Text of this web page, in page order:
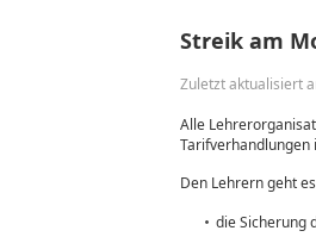
Streik am
Zuletzt aktualisiert
Alle
Tarifverhandlungen
Den Lehrern geht
die Sicherung